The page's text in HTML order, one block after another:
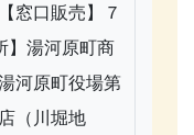
窓口販売】７
湯河原町商
河原町役場第
（川堀地